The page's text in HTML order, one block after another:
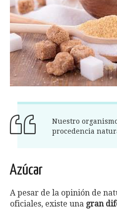
Nuestro
procedencia
Azúcar
A pesar de la opinión de
oficiales, existe una gran